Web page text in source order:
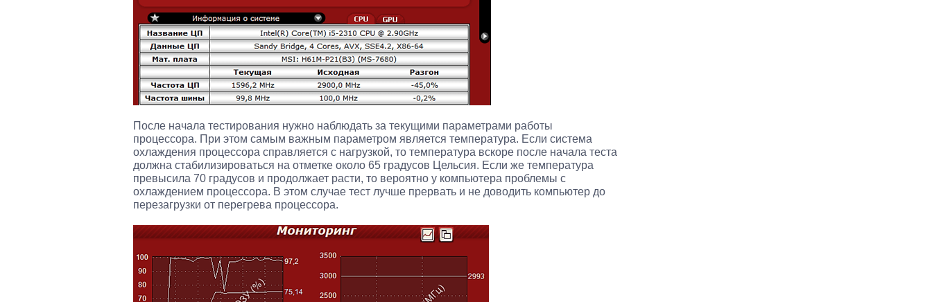
После начала тестирования нужно наблюдать за текущими параметрами работы
процессора. При этом самым важным параметром является температура. Если система
охлаждения процессора справляется с нагрузкой, то температура вскоре после начала теста
должна стабилизироваться на отметке около 65 градусов Цельсия. Если же температура
превысила 70 градусов и продолжает расти, то вероятно у компьютера проблемы с
охлаждением процессора. В этом случае тест лучше прервать и не доводить компьютер до
перезагрузки от перегрева процессора.